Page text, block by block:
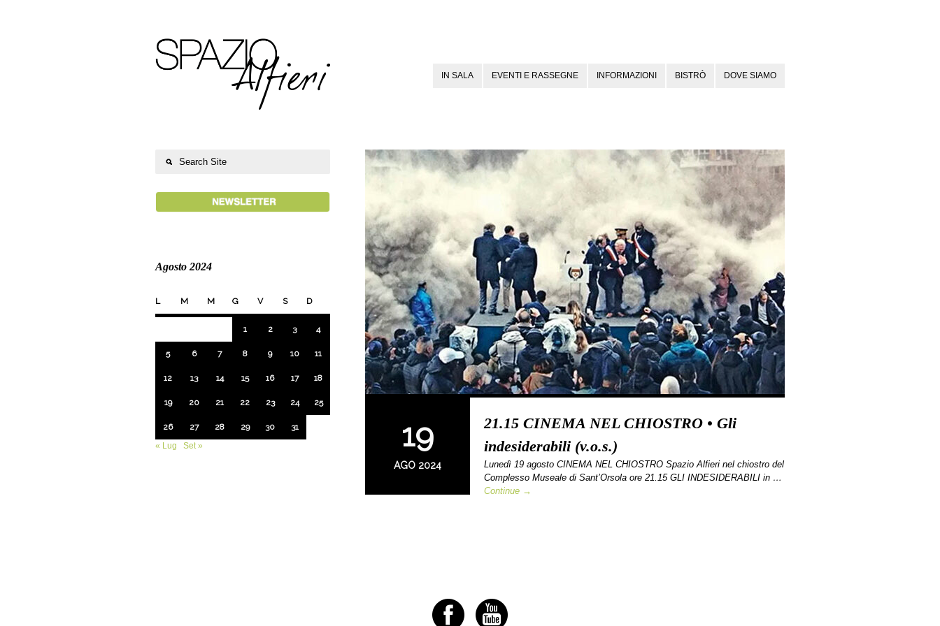
IN SALA EVENTI E RASSEGNE INFORMAZIONI BISTRÒ DOVE SIAMO
19
AGO 2024
21.15 CINEMA NEL CHIOSTRO • Gli
indesiderabili (v.o.s.)
Lunedì 19 agosto CINEMA NEL CHIOSTRO Spazio Alfieri nel chiostro del
Complesso Museale di Sant’Orsola ore 21.15 GLI INDESIDERABILI in …
Continue →
Agosto 2024
L M M G V S D
1 2 3 4
5 6 7 8 9 10 11
12 13 14 15 16 17 18
19 20 21 22 23 24 25
26 27 28 29 30
31
« Lug
Set »